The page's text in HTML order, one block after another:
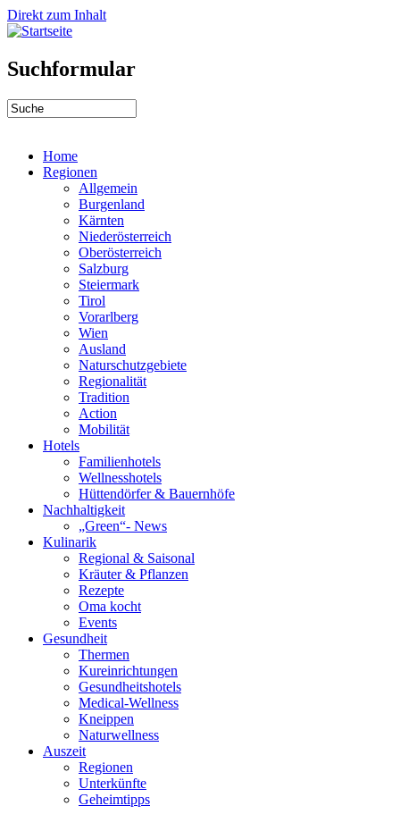
Direkt zum Inhalt
Suchformular
Home
Regionen
Allgemein
Burgenland
Kärnten
Niederösterreich
Oberösterreich
Salzburg
Steiermark
Tirol
Vorarlberg
Wien
Ausland
Naturschutzgebiete
Regionalität
Tradition
Action
Mobilität
Hotels
Familienhotels
Wellnesshotels
Hüttendörfer & Bauernhöfe
Nachhaltigkeit
„Green“- News
Kulinarik
Regional & Saisonal
Kräuter & Pflanzen
Rezepte
Oma kocht
Events
Gesundheit
Thermen
Kureinrichtungen
Gesundheitshotels
Medical-Wellness
Kneippen
Naturwellness
Auszeit
Regionen
Unterkünfte
Geheimtipps